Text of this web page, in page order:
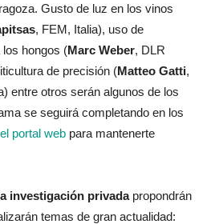
Gusto de luz en los vinos
, FEM, Italia), uso de
hongos (Marc Weber, DLR
de precisión (Matteo Gatti,
entre otros serán algunos de los
se seguirá completando en los
portal web para mantenerte
investigación privadapropondrán
temas de gran actualidad: